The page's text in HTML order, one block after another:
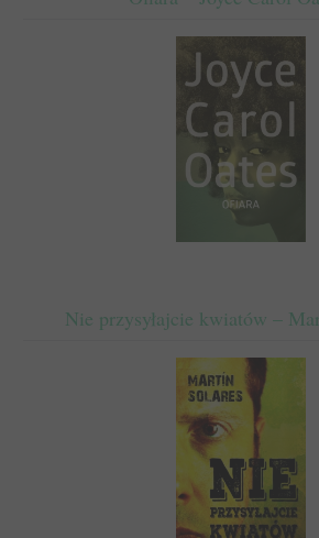
Nie przysyłajcie kwiatów –